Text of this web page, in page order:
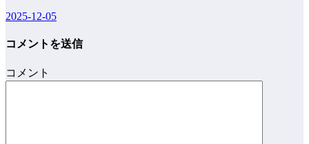
2025-12-05
コメントを送信
コメント